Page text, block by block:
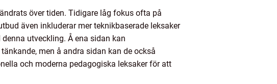
över tiden. Tidigare låg fokus ofta på
även inkluderar mer teknikbaserade leksaker
utveckling. Å ena sidan kan
men å andra sidan kan de också
och moderna pedagogiska leksaker för att